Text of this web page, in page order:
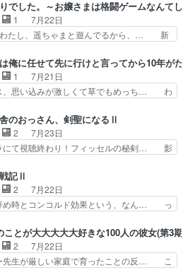
ヤニ仲間」から「ちゃ… 田山から消臭ミ
いてお礼返しをして… からかったつもり
思いもよらない佐…
展開になるかと思ったら全然そ… 薫が通
町立応神北小学校一方、日向… 思ったの
客出てきたwwただ関西弁… とエピソー
におどろくけど、気持ち… ①作文の定番
た。ミステリアスな… 弟くんから昔の話
いて！と言われた… 神をも恐れぬ姉弟と
のコメディかと…
でした。～お嬢さまは格闘ゲームなんてし
1
7月22日
わたし、遥ちゃまと遊んでるから、… 新
な都合よく格ゲー女子が集まるか… 規律
さない人かと負けず嫌いの可愛… 何かに
になっている女の子はかわい… 先の一件
緒は親しくなる。厳しい寮… 体育会系み
品によくある『努力型… 格ゲー専門用語
分からんけど、俺は… 取り締まる側を仲
れは強い。4人そ…
俺に任せて先に行けと言ってから10年が
1
7月21日
、思い込みが激しくて草でもめっち… わ
ら離れないセルリスちゃんゲル… 顎ヒゲ
リラ系中年おっさんが男に会… どうあが
認定。ニワトリファイター… ここは俺に
に行けと言ってから１０… ちょっと奇妙
飽きてニワトリにス… セルリスには見守
ないとアカンね自… すみませんセルリス
た魔族の男の子…
のおっさん、剣聖になるⅡ
2
7月23日
にて視聴終わり！フィッセルの秘剣… 影
を突如襲った魔狼はベリルとフ… 老いに
怖ね。恐怖を感じながらミュ… 教頭が藪
やがったのかただ、動機は… 今回は何と
フィッセルの活躍がカッ… 人型以外の相
ほとんどなかった。… 単純単調な話にな
てて、、、え？そ… 徐々にわかってくん
これ以上動けな…
記Ⅱ
2
7月22日
め時とコンコルド効果という、なん… っ
ようじょしぇんき2』本編に加… 」はち
能過ぎんかサンプル数1やん… ターニャ
る方向に進まずこれでまた… 合衆国と帝
り合い中、同盟国が講和… 戦争は始める
ことが大大大大大好きな100人の彼女(第3期)
2
7月22日
先生が厳しい家庭で育ったことの反… こ